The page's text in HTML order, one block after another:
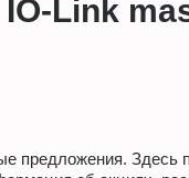
Link
предложения. Здесь